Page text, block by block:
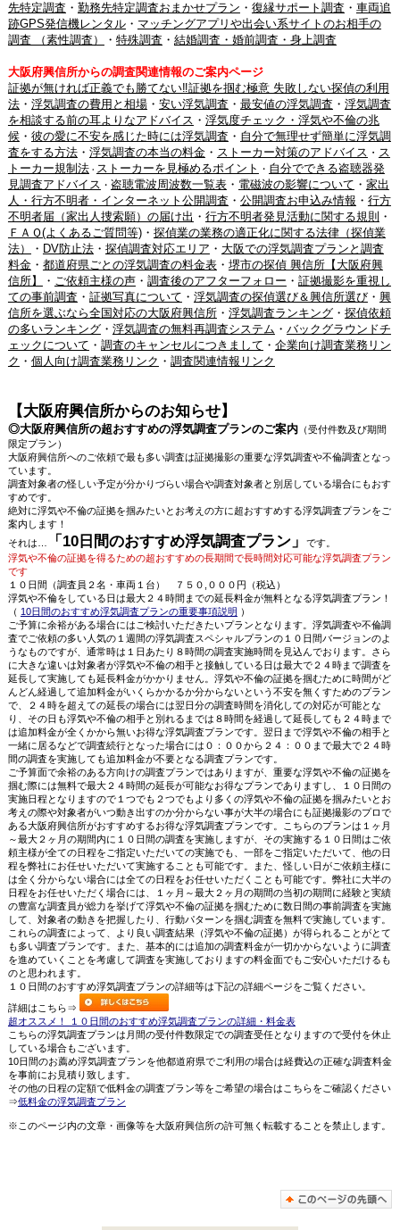
先特定調査 ・ 勤務先特定調査おまかせプラン ・ 復縁サポート調査 ・ 車両追
跡GPS発信機レンタル・ マッチングアプリや出会い系サイトのお相手の
調査 （素性調査）
・ 特殊調査 ・ 結婚調査・婚前調査・身上調査
大阪府興信所からの調査関連情報のご案内ページ
証拠が無ければ正義でも勝てない‼証拠を掴む極意 失敗しない探偵の利用
法・ 浮気調査の費用と相場・ 安い浮気調査 ・ 最安値の浮気調査 ・ 浮気調査
を相談する前の耳よりなアドバイス ・ 浮気度チェック・浮気や不倫の兆
候・ 彼の愛に不安を感じた時には浮気調査 ・ 自分で無理せず簡単に浮気調
査をする方法・ 浮気調査の本当の料金・ ストーカー対策のアドバイス ・ ス
トーカー規制法・ ストーカーを見極めるポイント ・ 自分でできる盗聴器発
見調査アドバイス ・ 盗聴電波周波数一覧表・ 電磁波の影響について ・ 家出
人・行方不明者・インターネット公開調査 ・ 公開調査お申込み情報 ・ 行方
不明者届（家出人捜索願）の届け出 ・ 行方不明者発見活動に関する規則 ・
ＦＡＱ(よくあるご質問等)・ 探偵業の業務の適正化に関する法律（探偵業
法）
・ DV防止法・ 探偵調査対応エリア ・ 大阪での浮気調査プランと調査
料金・ 都道府県ごとの浮気調査の料金表・ 堺市の探偵 興信所【大阪府興
信所】
・ ご依頼主様の声・ 調査後のアフターフォロー ・ 証拠撮影を重視し
ての事前調査 ・ 証拠写真について ・ 浮気調査の探偵選び＆興信所選び・ 興
信所を選ぶなら全国対応の大阪府興信所・ 浮気調査ランキング・ 探偵依頼
の多いランキング・ 浮気調査の無料再調査システム ・ バックグラウンドチ
ェックについて ・ 調査のキャンセルにつきまして ・ 企業向け調査業務リン
ク ・ 個人向け調査業務リンク ・ 調査関連情報リンク
【大阪府興信所からのお知らせ】
◎大阪府興信所の超おすすめの浮気調査プランのご案内（受付件数及び期間
限定プラン）
大阪府興信所へのご依頼で最も多い調査は証拠撮影の重要な浮気調査や不倫調査となっ
ています。
調査対象者の怪しい予定が分かりづらい場合や調査対象者と別居している場合にもおす
すめです。
絶対に浮気や不倫の証拠を掴みたいとお考えの方に超おすすめする浮気調査プランをご
案内します！
それは…
「10日間のおすすめ浮気調査プラン」
です。
浮気や不倫の証拠を得るための超おすすめの長期間で長時間対応可能な浮気調査プラン
です
１０日間（調査員２名・車両１台） ７５０,０００円（税込）
浮気や不倫をしている日は最大２４時間までの延長料金が無料となる浮気調査プラン！
（ 10日間のおすすめ浮気調査プランの重要事項説明 ）
ご予算に余裕がある場合にはご検討いただきたいプランとなります。浮気調査や不倫調
査でご依頼の多い人気の１週間の浮気調査スペシャルプランの１０日間バージョンのよ
うなものですが、通常時は１日あたり８時間の調査実施時間を見込んでおります。さら
に大きな違いは対象者が浮気や不倫の相手と接触している日は最大で２４時まで調査を
延長して実施しても延長料金がかかりません。浮気や不倫の証拠を掴むために時間がど
んどん経過して追加料金がいくらかかるか分からないという不安を無くすためのプラン
で、２４時を超えての延長の場合には翌日分の調査時間を消化しての対応が可能とな
り、その日も浮気や不倫の相手と別れるまでは８時間を経過して延長しても２４時まで
は追加料金が全くかから無いお得な浮気調査プランです。翌日まで浮気や不倫の相手と
一緒に居るなどで調査続行となった場合には０：００から２４：００まで最大で２４時
間の調査を実施しても追加料金が不要となる調査プランです。
ご予算面で余裕のある方向けの調査プランではありますが、重要な浮気や不倫の証拠を
掴む際には無料で最大２４時間の延長が可能なお得なプランでありますし、１０日間の
実施日程となりますので１つでも２つでもより多くの浮気や不倫の証拠を掴みたいとお
考えの際や対象者がいつ動き出すのか分からない事が大半の場合にも証拠撮影のプロで
ある大阪府興信所がおすすめするお得な浮気調査プランです。こちらのプランは１ヶ月
～最大２ヶ月の期間内に１０日間の調査を実施しますが、その実施する１０日間はご依
頼主様が全ての日程をご指定いただいての実施でも、一部をご指定いただいて、他の日
程を弊社にお任せいただいて実施することも可能です。また、怪しい日がご依頼主様に
は全く分からない場合には全ての日程をお任せいただくことも可能です。弊社に大半の
日程をお任せいただく場合には、１ヶ月～最大２ヶ月の期間の当初の期間に経験と実績
の豊富な調査員が総力を挙げて浮気や不倫の証拠を掴むために数日間の事前調査を実施
して、対象者の動きを把握したり、行動パターンを掴む調査を無料で実施しています。
これらの調査によって、より良い調査結果（浮気や不倫の証拠）が得られることがとて
も多い調査プランです。また、基本的には追加の調査料金が一切かからないように調査
を進めていくことを考慮して調査を実施しておりますの料金面でもご安心いただけるも
のと思われます。
１０日間のおすすめ浮気調査プランの詳細等は下記の詳細ページをご覧ください。
詳細はこちら⇒
超オススメ！ １０日間のおすすめ浮気調査プランの詳細・料金表
こちらの浮気調査プランは月間の受付件数限定での調査受任となりますので受付を休止
している場合もございます。
10日間のお薦め浮気調査プランを他都道府県でご利用の場合は経費込の正確な調査料金
を事前にお見積り致します。
その他の日程の定額で低料金の調査プラン等をご希望の場合はこちらをご確認ください
⇒低料金の浮気調査プラン
※このページ内の文章・画像等を大阪府興信所の許可無く転載することを禁止します。